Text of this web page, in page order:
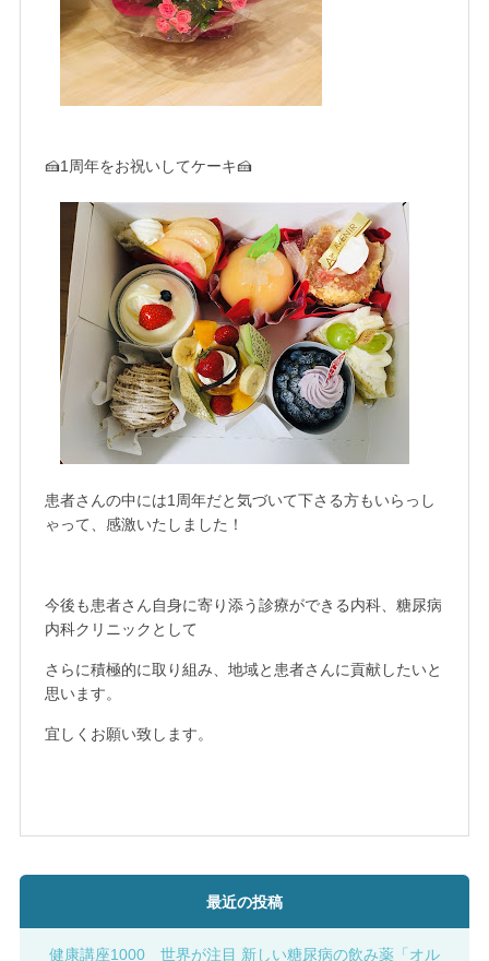
🍰1周年をお祝いしてケーキ🍰
患者さんの中には1周年だと気づいて下さる方もいらっし
ゃって、感激いたしました！
今後も患者さん自身に寄り添う診療ができる内科、糖尿病
内科クリニックとして
さらに積極的に取り組み、地域と患者さんに貢献したいと
思います。
宜しくお願い致します。
最近の投稿
健康講座1000 世界が注目 新しい糖尿病の飲み薬「オル